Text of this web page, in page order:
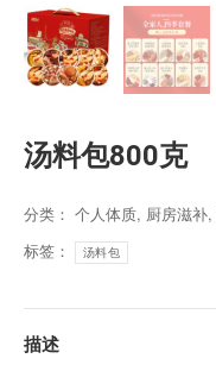
汤料包800克
分类： 个人体质, 厨房滋补,
标签：
汤料包
描述